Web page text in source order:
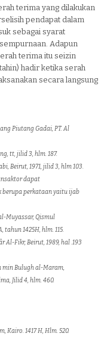
terima yang dilakukan
pendapat dalam
sebagai syarat
Adapun
terima itu seizin
hadir ketika serah
secara langsung
Piutang Gadai, PT. Al
tt, jilid 3, hlm. 187.
Beirut, 1971, jilid 3, hlm 103.
dapat
berupa perkataan yaitu ijab
Muyassar, Qismul
1425H, hlm. 115.
Fikr, Beirut, 1989, hal .193
min Bulugh al-Maram,
Jilid 4, hlm. 460.
Kairo. 1417 H, Hlm. 520.